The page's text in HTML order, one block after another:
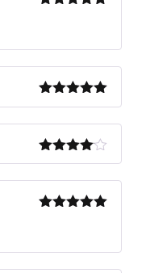
Note5sur
Note4